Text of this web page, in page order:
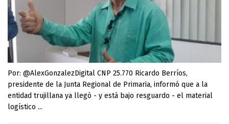
Por: @AlexGonzalezDigital CNP 25.770 Ricardo Berríos,
presidente de la Junta Regional de Primaria, informó que a la
entidad trujillana ya llegó - y está bajo resguardo - el material
logístico ...